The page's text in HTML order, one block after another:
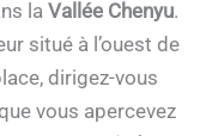
la Vallée Chenyu.
situé à l’ouest de
dirigez-vous
vous apercevez